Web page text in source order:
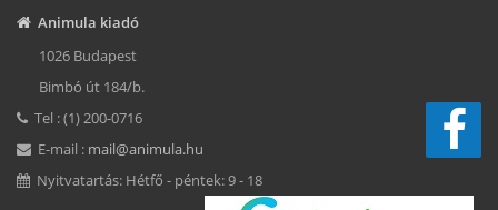
Animula kiadó
1026 Budapest
Bimbó út 184/b.
Tel : (1) 200-0716
E-mail : mail@animula.hu
Nyitvatartás: Hétfő - péntek: 9 - 18